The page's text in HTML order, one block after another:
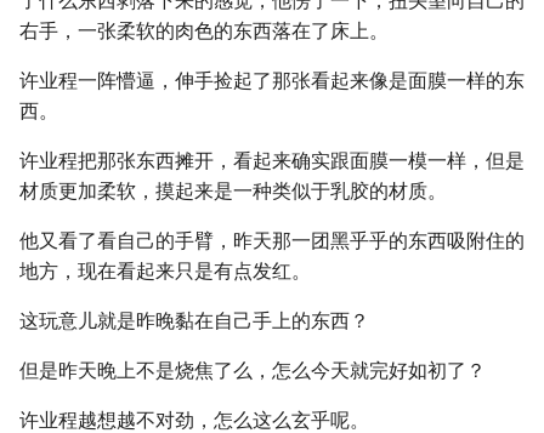
右手，一张柔软的肉色的东西落在了床上。
许业程一阵懵逼，伸手捡起了那张看起来像是面膜一样的东
西。
许业程把那张东西摊开，看起来确实跟面膜一模一样，但是
材质更加柔软，摸起来是一种类似于乳胶的材质。
他又看了看自己的手臂，昨天那一团黑乎乎的东西吸附住的
地方，现在看起来只是有点发红。
这玩意儿就是昨晚黏在自己手上的东西？
但是昨天晚上不是烧焦了么，怎么今天就完好如初了？
许业程越想越不对劲，怎么这么玄乎呢。